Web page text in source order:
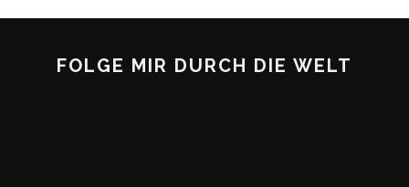
FOLGE MIR DURCH DIE WELT